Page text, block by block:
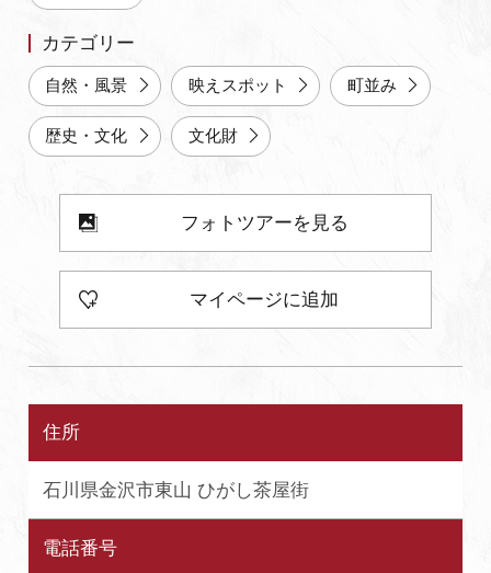
カテゴリー
自然・風景 映えスポット 町並み
歴史・文化 文化財
フォトツアーを見る
マイページに追加
住所
石川県金沢市東山 ひがし茶屋街
電話番号